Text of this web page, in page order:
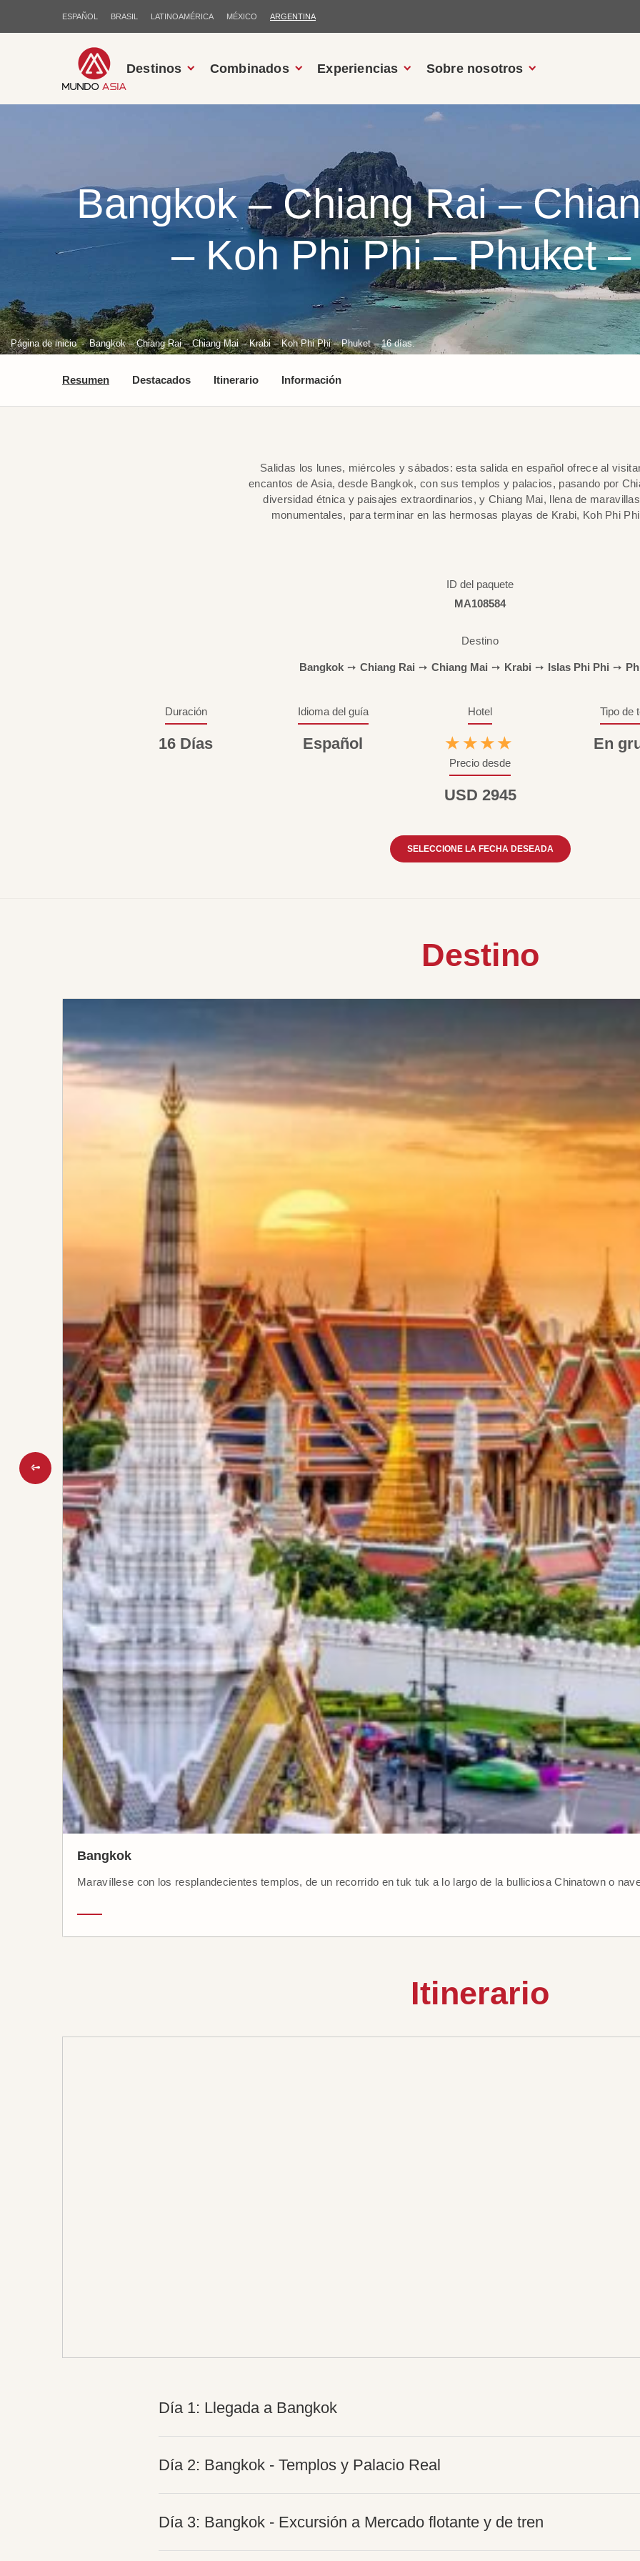
ESPAÑOL BRASIL LATINOAMÉRICA MÉXICO ARGENTINA
Destinos Combinados Experiencias Sobre nosotros
Bangkok – Chiang Rai –
– Koh Phi Phi – Phuket
Página de inicio Bangkok – Chiang Rai – Chiang Mai – Krabi – Koh Phi Phi – Phuket – 16 días.
Resumen Destacados Itinerario Información
Salidas los lunes, miércoles y sábados: esta salida en español ofrece al
encantos de Asia, desde Bangkok, con sus templos y palacios, pasando por
diversidad étnica y paisajes extraordinarios, y Chiang Mai, llena de
monumentales, para terminar en las hermosas playas de Krabi, Koh Phi
ID del paquete
MA108584
Destino
Bangkok ➙ Chiang Rai ➙ Chiang Mai ➙ Krabi ➙ Islas Phi Phi ➙
Duración
16 Días
Idioma del guía
Español
Hotel
★★★★
Tipo de
En
Precio desde
USD 2945
SELECCIONE LA FECHA DESEADA
Destino
Bangkok
Maravíllese con los resplandecientes templos, de un recorrido en tuk tuk a lo largo de la bulliciosa Chinatown o
Itinerario
Día 1: Llegada a Bangkok
Día 2: Bangkok - Templos y Palacio Real
Día 3: Bangkok - Excursión a Mercado flotante y de tren